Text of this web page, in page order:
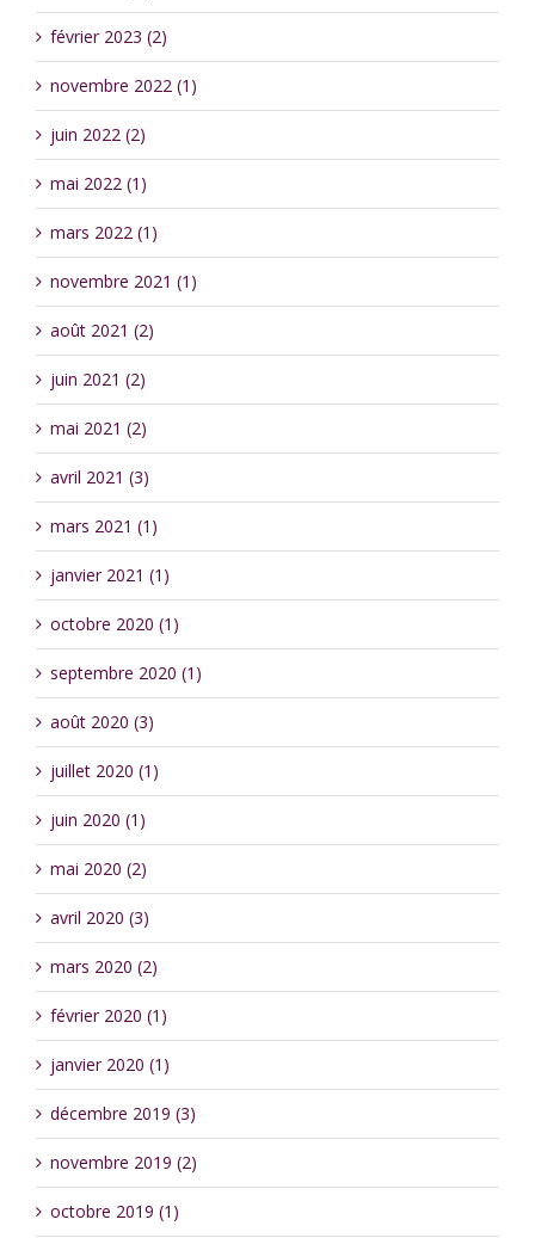
février 2023 (2)
novembre 2022 (1)
juin 2022 (2)
mai 2022 (1)
mars 2022 (1)
novembre 2021 (1)
août 2021 (2)
juin 2021 (2)
mai 2021 (2)
avril 2021 (3)
mars 2021 (1)
janvier 2021 (1)
octobre 2020 (1)
septembre 2020 (1)
août 2020 (3)
juillet 2020 (1)
juin 2020 (1)
mai 2020 (2)
avril 2020 (3)
mars 2020 (2)
février 2020 (1)
janvier 2020 (1)
décembre 2019 (3)
novembre 2019 (2)
octobre 2019 (1)